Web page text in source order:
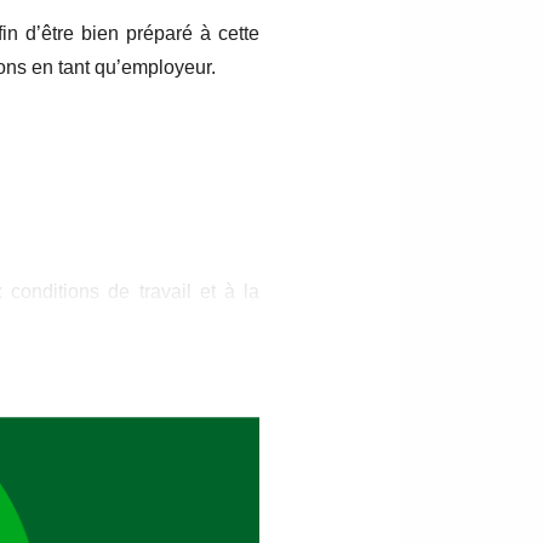
d’être bien préparé à cette
en tant qu’employeur.
conditions de travail et à la
spécifiquement couverts